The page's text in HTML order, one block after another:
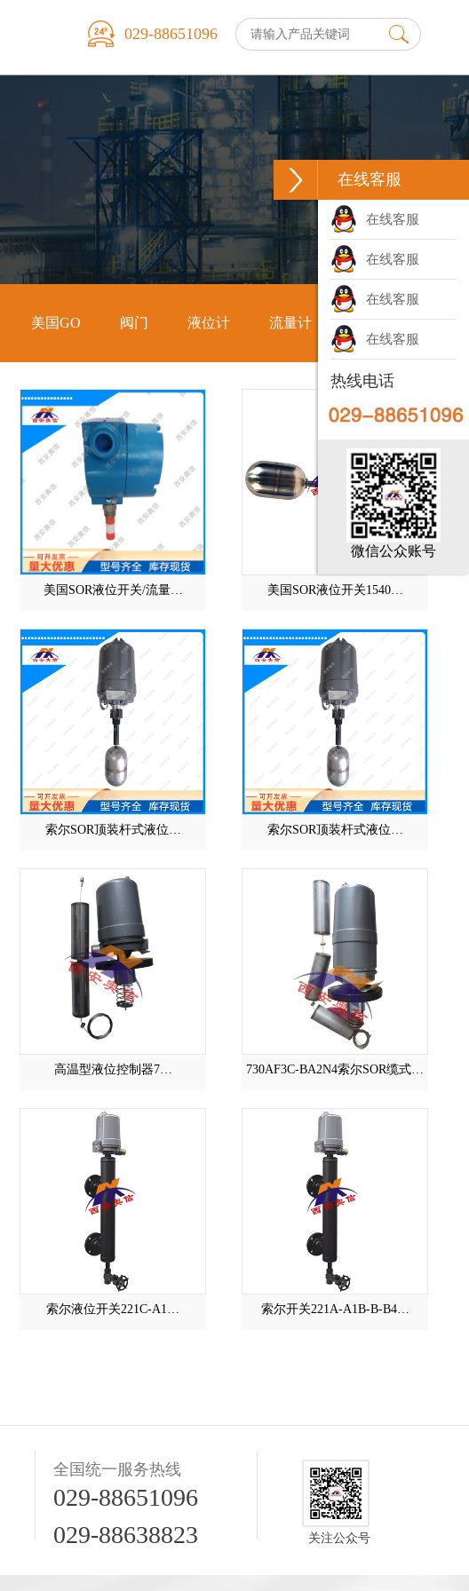
029-88651096
美国GO
美国GO
阀门
阀门
液位计
液位计
流量计
流量计
数显表
数显表
美国SOR液位开关/流量… 美国SOR液位开关1540…
索尔SOR顶装杆式液位… 索尔SOR顶装杆式液位…
高温型液位控制器7… 730AF3C-BA2N4索尔SOR缆式…
索尔液位开关221C-A1… 索尔开关221A-A1B-B-B4…
全国统一服务热线
029-88651096
029-88638823
关注公众号
在线客服
在线客服
在线客服
在线客服
在线客服
热线电话
微信公众账号